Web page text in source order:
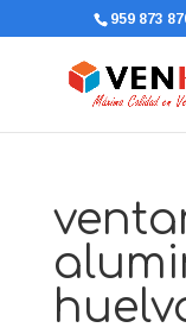
959 873